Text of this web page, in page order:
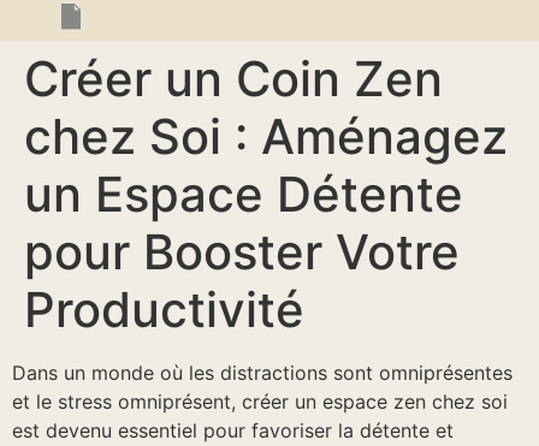
Créer un Coin Zen
chez Soi : Aménagez
un Espace Détente
pour Booster Votre
Productivité
Dans un monde où les distractions sont omniprésentes
et le stress omniprésent, créer un espace zen chez soi
est devenu essentiel pour favoriser la détente et